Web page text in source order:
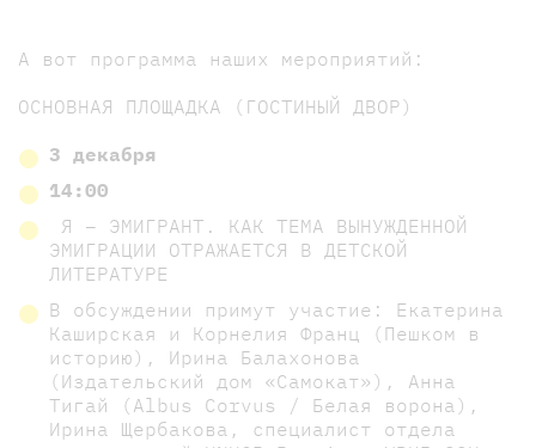
А вот программа наших мероприятий:
ОСНОВНАЯ ПЛОЩАДКА (ГОСТИНЫЙ ДВОР)
3 декабря
14:00
Я – ЭМИГРАНТ. КАК ТЕМА ВЫНУЖДЕННОЙ
ЭМИГРАЦИИ ОТРАЖАЕТСЯ В ДЕТСКОЙ
ЛИТЕРАТУРЕ
В обсуждении примут участие: Екатерина
Каширская и Корнелия Франц (Пешком в
историю), Ирина Балахонова
(Издательский дом «Самокат»), Анна
Тигай (Albus Corvus / Белая ворона),
Ирина Щербакова, специалист отдела